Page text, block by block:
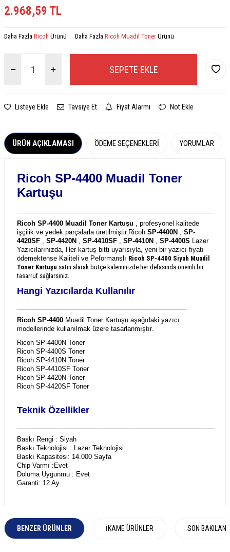
2.968,59 TL
Daha Fazla Ricoh Ürünü Daha Fazla Ricoh Muadil Toner Ürünü
SEPETE EKLE
Listeye Ekle Tavsiye Et Fiyat Alarmı Not Ekle
ÜRÜN AÇIKLAMASI ÖDEME SEÇENEKLERI YORUMLAR
Ricoh SP-4400 Muadil Toner
Kartuşu
Ricoh SP-4400 Muadil Toner Kartuşu , profesyonel kalitede
işçilik ve yedek parçalarla üretilmiştir. Ricoh SP-4400N , SP-
4420SF , SP-4420N , SP-4410SF , SP-4410N , SP-4400S Lazer
Yazıcılarınızda, Her kartuş bitti uyarısıyla, yeni bir yazıcı fiyatı
ödemektense Kaliteli ve Peformanslı Ricoh SP-4400 Siyah Muadil
Toner Kartuşu satın alarak bütçe kaleminizde her defasında önemli bir
tasarruf sağlarsınız.
Hangi Yazıcılarda Kullanılır
Ricoh SP-4400 Muadil Toner Kartuşu aşağıdaki yazıcı
modellerinde kullanılmak üzere tasarlanmıştır.
Ricoh SP-4400N Toner
Ricoh SP-4400S Toner
Ricoh SP-4410N Toner
Ricoh SP-4410SF Toner
Ricoh SP-4420N Toner
Ricoh SP-4420SF Toner
Teknik Özellikler
Baskı Rengi : Siyah
Baskı Teknolojisi : Lazer Teknolojisi
Baskı Kapasitesi: 14.000 Sayfa
Chip Varmı :Evet
Doluma Uygunmu : Evet
Garanti: 12 Ay
BENZER ÜRÜNLER İKAME ÜRÜNLER SON